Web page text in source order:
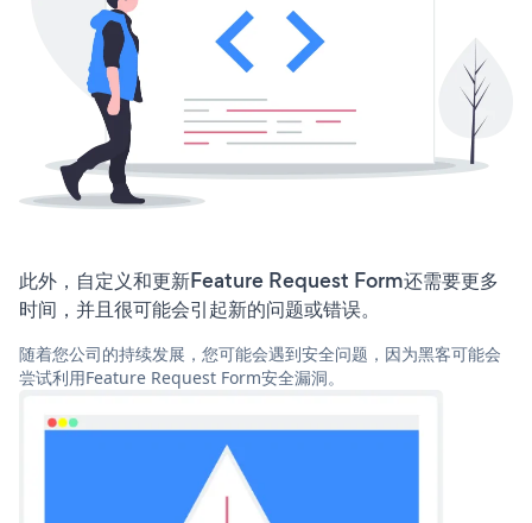
此外，自定义和更新Feature Request Form还需要更多
时间，并且很可能会引起新的问题或错误。
随着您公司的持续发展，您可能会遇到安全问题，因为黑客可能会
尝试利用Feature Request Form安全漏洞。